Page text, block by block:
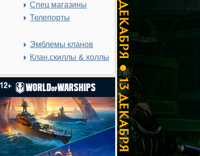
Спец магазины
Телепорты
Эмблемы кланов
Клан.скиллы & холлы